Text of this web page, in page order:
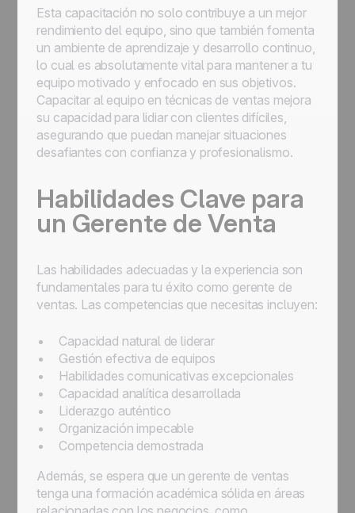
Esta capacitación no solo contribuye a un mejor
rendimiento del equipo, sino que también fomenta
un ambiente de aprendizaje y desarrollo continuo,
lo cual es absolutamente vital para mantener a tu
equipo motivado y enfocado en sus objetivos.
Capacitar al equipo en técnicas de ventas mejora
su capacidad para lidiar con clientes difíciles,
asegurando que puedan manejar situaciones
desafiantes con confianza y profesionalismo.
Habilidades Clave para
un Gerente de Venta
Las habilidades adecuadas y la experiencia son
fundamentales para tu éxito como gerente de
ventas. Las competencias que necesitas incluyen:
Capacidad natural de liderar
Gestión efectiva de equipos
Habilidades comunicativas excepcionales
Capacidad analítica desarrollada
Liderazgo auténtico
Organización impecable
Competencia demostrada
Además, se espera que un gerente de ventas
tenga una formación académica sólida en áreas